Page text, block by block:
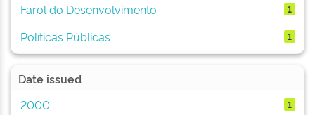
Farol do Desenvolvimento 1
Políticas Públicas 1
Date issued
2000
1